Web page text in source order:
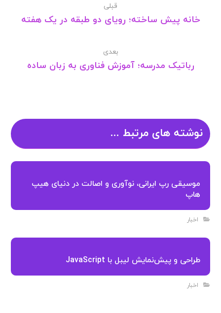
قبلی
خانه پیش ساخته؛ رویای دو طبقه در یک هفته
بعدی
رباتیک مدرسه؛ آموزش فناوری به زبان ساده
نوشته های مرتبط ...
موسیقی رپ ایرانی، نوآوری و اصالت در دنیای هیپ
هاپ
اخبار
طراحی و پیش‌نمایش لیبل با JavaScript
اخبار